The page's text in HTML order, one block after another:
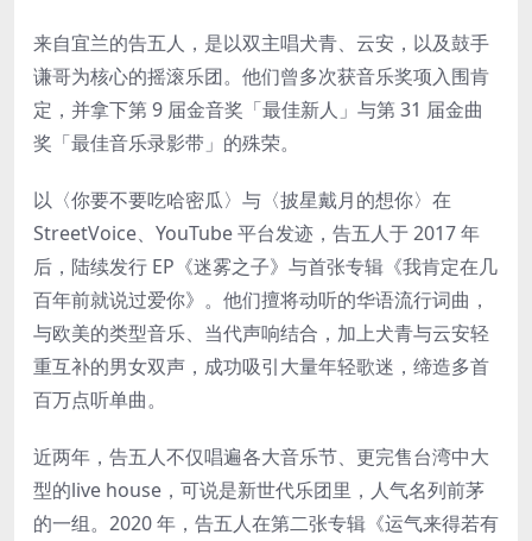
来自宜兰的告五人，是以双主唱犬青、云安，以及鼓手
谦哥为核心的摇滚乐团。他们曾多次获音乐奖项入围肯
定，并拿下第 9 届金音奖「最佳新人」与第 31 届金曲
奖「最佳音乐录影带」的殊荣。
以〈你要不要吃哈密瓜〉与〈披星戴月的想你〉在
StreetVoice、YouTube 平台发迹，告五人于 2017 年
后，陆续发行 EP《迷雾之子》与首张专辑《我肯定在几
百年前就说过爱你》。他们擅将动听的华语流行词曲，
与欧美的类型音乐、当代声响结合，加上犬青与云安轻
重互补的男女双声，成功吸引大量年轻歌迷，缔造多首
百万点听单曲。
近两年，告五人不仅唱遍各大音乐节、更完售台湾中大
型的live house，可说是新世代乐团里，人气名列前茅
的一组。2020 年，告五人在第二张专辑《运气来得若有